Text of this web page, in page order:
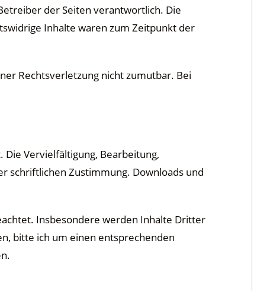
der Seiten verantwortlich. Die
Inhalte waren zum Zeitpunkt der
Rechtsverletzung nicht zumutbar. Bei
Die Vervielfältigung, Bearbeitung,
schriftlichen Zustimmung. Downloads und
Insbesondere werden Inhalte Dritter
bitte ich um einen entsprechenden